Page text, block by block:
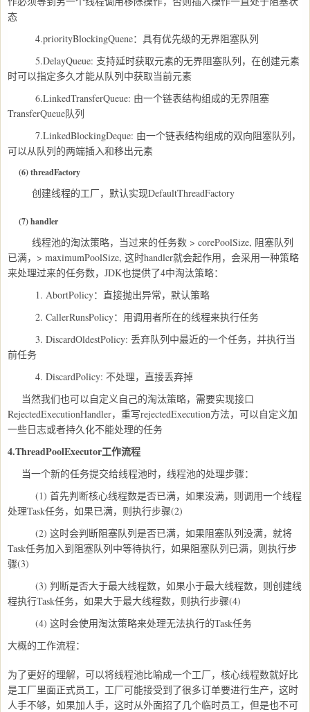
态
4.priorityBlockingQuene：具有优先级的无界阻塞队列
5.DelayQueue: 支持延时获取元素的无界阻塞队列，在创建元素
时可以指定多久才能从队列中获取当前元素
6.LinkedTransferQueue: 由一个链表结构组成的无界阻塞
TransferQueue队列
7.LinkedBlockingDeque: 由一个链表结构组成的双向阻塞队列，
可以从队列的两端插入和移出元素
(6) threadFactory
创建线程的工厂，默认实现DefaultThreadFactory
(7) handler
线程池的淘汰策略，当过来的任务数 > corePoolSize, 阻塞队列
已满，> maximumPoolSize, 这时handler就会起作用，会采用一种策略
来处理过来的任务数，JDK也提供了4中淘汰策略：
1. AbortPolicy：直接抛出异常，默认策略
2. CallerRunsPolicy：用调用者所在的线程来执行任务
3. DiscardOldestPolicy: 丢弃队列中最近的一个任务，并执行当
前任务
4. DiscardPolicy: 不处理，直接丢弃掉
当然我们也可以自定义自己的淘汰策略，需要实现接口
RejectedExecutionHandler，重写rejectedExecution方法，可以自定义加
一些日志或者持久化不能处理的任务
4.ThreadPoolExecutor工作流程
当一个新的任务提交给线程池时，线程池的处理步骤：
(1) 首先判断核心线程数是否已满，如果没满，则调用一个线程
处理Task任务，如果已满，则执行步骤(2)
(2) 这时会判断阻塞队列是否已满，如果阻塞队列没满，就将
Task任务加入到阻塞队列中等待执行，如果阻塞队列已满，则执行步
骤(3)
(3) 判断是否大于最大线程数，如果小于最大线程数，则创建线
程执行Task任务，如果大于最大线程数，则执行步骤(4)
(4) 这时会使用淘汰策略来处理无法执行的Task任务
大概的工作流程：
为了更好的理解，可以将线程池比喻成一个工厂，核心线程数就好比
是工厂里面正式员工，工厂可能接受到了很多订单要进行生产，这时
人手不够，如果加人手，这时从外面招了几个临时员工，但是也不可